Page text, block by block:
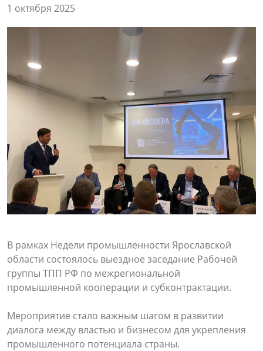
1 октября 2025
В рамках Недели промышленности Ярославской
области состоялось выездное заседание Рабочей
группы ТПП РФ по межрегиональной
промышленной кооперации и субконтрактации.
Мероприятие стало важным шагом в развитии
диалога между властью и бизнесом для укрепления
промышленного потенциала страны.